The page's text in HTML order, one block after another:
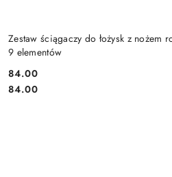
Zestaw ściągaczy do łożysk z nożem
9 elementów
Cena:
84.00
Cena:
84.00